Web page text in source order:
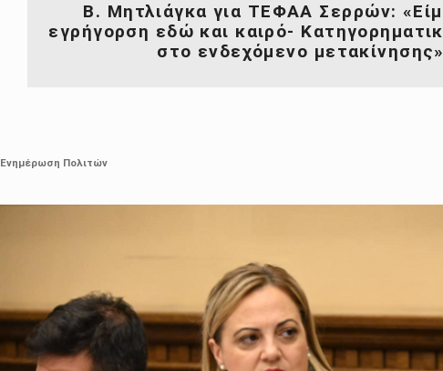
Β. Μητλιάγκα για ΤΕΦΑΑ Σερρών:
εγρήγορση εδώ και καιρό-
στο ενδεχόμενο μετακίνησης»
Ενημέρωση Πολιτών